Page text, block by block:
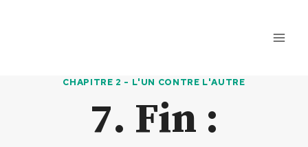
CHAPITRE 2 - L'UN CONTRE L'AUTRE
7. Fin :